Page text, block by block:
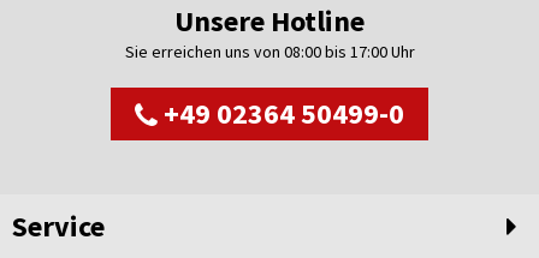
Unsere Hotline
Sie erreichen uns von 08:00 bis 17:00 Uhr
+49 02364 50499-0
Service